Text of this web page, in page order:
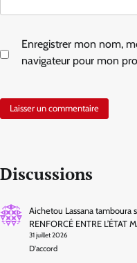
Enregistrer mon nom,
navigateur pour mon
Discussions
Aichetou Lassana tamboura
RENFORCÉ ENTRE L’ÉTAT
31 juillet 2026
D'accord